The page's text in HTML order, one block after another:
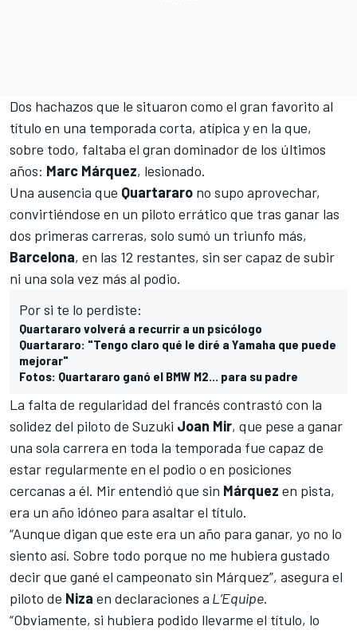
Dos hachazos que le situaron como el gran favorito al
título en una temporada corta, atípica y en la que,
sobre todo, faltaba el gran dominador de los últimos
años: Marc Márquez, lesionado.
Una ausencia que Quartararo no supo aprovechar,
convirtiéndose en un piloto errático que tras ganar las
dos primeras carreras, solo sumó un triunfo más,
Barcelona, en las 12 restantes, sin ser capaz de subir
ni una sola vez más al podio.
Por si te lo perdiste:
Quartararo volverá a recurrir a un psicólogo
Quartararo: "Tengo claro qué le diré a Yamaha que puede
mejorar"
Fotos: Quartararo ganó el BMW M2... para su padre
La falta de regularidad del francés contrastó con la
solidez del piloto de Suzuki Joan Mir, que pese a ganar
una sola carrera en toda la temporada fue capaz de
estar regularmente en el podio o en posiciones
cercanas a él. Mir entendió que sin Márquez en pista,
era un año idóneo para asaltar el título.
“Aunque digan que este era un año para ganar, yo no lo
siento así. Sobre todo porque no me hubiera gustado
decir que gané el campeonato sin Márquez”, asegura el
piloto de Niza en declaraciones a L’Equipe.
“Obviamente, si hubiera podido llevarme el título, lo